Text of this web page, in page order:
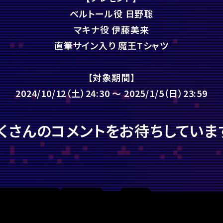
ベルトール役 日野聡
マキナ役 伊藤美来
直筆サイン入り 魔王Tシャツ
【対象期間】
2024/10/12（土）24:30 ～ 2025/1/5（日）23:59
さんのコメントをお待ちしていま